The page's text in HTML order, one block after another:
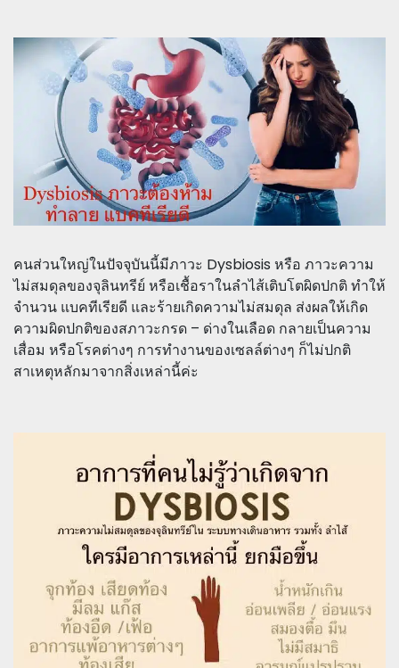
คนส่วนใหญ่ในปัจจุบันนี้มีภาวะ Dysbiosis หรือ ภาวะความ
ไม่สมดุลของจุลินทรีย์ หรือเชื้อราในลำไส้เติบโตผิดปกติ ทำให้
จำนวน แบคทีเรียดี และร้ายเกิดความไม่สมดุล ส่งผลให้เกิด
ความผิดปกติของสภาวะกรด – ด่างในเลือด กลายเป็นความ
เสื่อม หรือโรคต่างๆ การทำงานของเซลล์ต่างๆ ก็ไม่ปกติ
สาเหตุหลักมาจากสิ่งเหล่านี้ค่ะ